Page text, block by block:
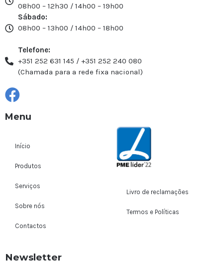
08h00 – 12h30 / 14h00 – 19h00
Sábado:
08h00 – 13h00 / 14h00 – 18h00
Telefone:
+351 252 631 145 / +351 252 240 080
(Chamada para a rede fixa nacional)
Menu
Início
Produtos
Serviços
Sobre nós
Contactos
Livro de reclamações
Termos e Políticas
Newsletter